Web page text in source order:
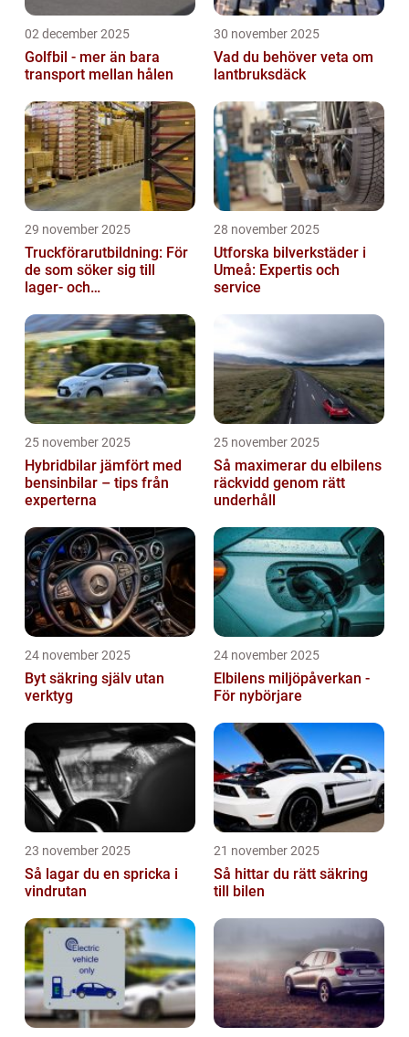
02 december 2025
Golfbil - mer än bara
transport mellan hålen
30 november 2025
Vad du behöver veta om
lantbruksdäck
29 november 2025
Truckförarutbildning: För
de som söker sig till
lager- och
28 november 2025
Utforska bilverkstäder i
Umeå: Expertis och
service
25 november 2025
Hybridbilar jämfört med
bensinbilar – tips från
experterna
25 november 2025
Så maximerar du elbilens
räckvidd genom rätt
underhåll
24 november 2025
Byt säkring själv utan
verktyg
24 november 2025
Elbilens miljöpåverkan -
För nybörjare
23 november 2025
Så lagar du en spricka i
vindrutan
21 november 2025
Så hittar du rätt säkring
till bilen